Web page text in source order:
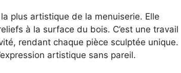
plus artistique de la menuiserie. Elle
à la surface du bois. C’est une travail
rendant chaque pièce sculptée unique.
artistique sans pareil.